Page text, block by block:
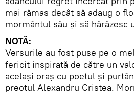
mai rămas decât să adaug o
mormântul său şi să hărăzesc
NOTĂ:
Versurile au fost puse pe o
fericit inspirată de către un
acelaşi oraş cu poetul şi
preotul Alexandru Cristea.